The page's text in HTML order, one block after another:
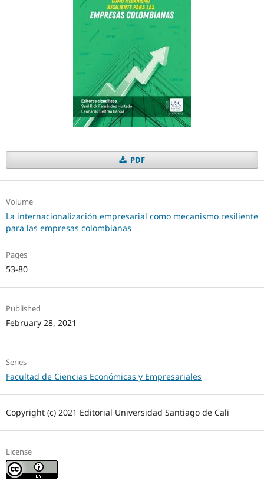
PDF
Volume
La internacionalización empresarial como mecanismo resiliente
para las empresas colombianas
Pages
53-80
Published
February 28, 2021
Series
Facultad de Ciencias Económicas y Empresariales
Copyright (c) 2021 Editorial Universidad Santiago de Cali
License